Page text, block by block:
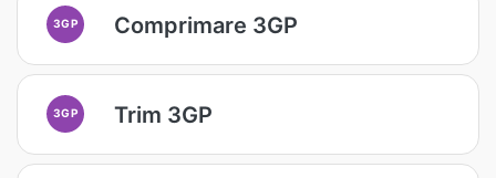
3GP Comprimare 3GP
3GP Trim 3GP